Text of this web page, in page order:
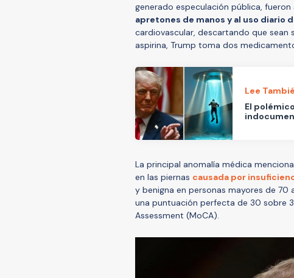
generado especulación pública,
apretones de manos y al uso diario
cardiovascular, descartando que sean
aspirina, Trump toma dos
Lee
El
La principal anomalía médica
en las piernas causada por
y benigna en personas mayores de 70
una puntuación perfecta de 30 sobre
Assessment (MoCA).